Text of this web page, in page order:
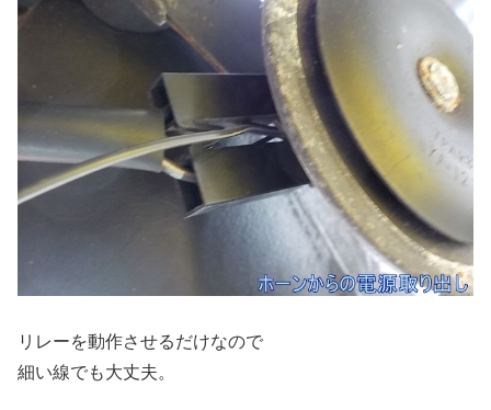
リレーを動作させるだけなので
細い線でも大丈夫。